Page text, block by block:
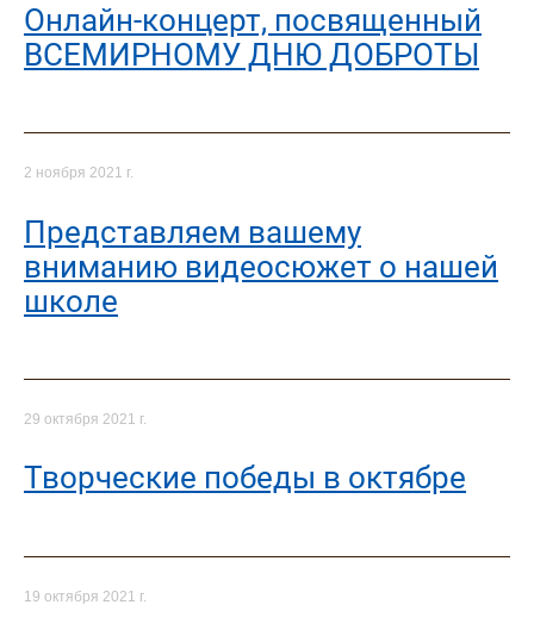
Онлайн-концерт, посвященный
ВСЕМИРНОМУ ДНЮ ДОБРОТЫ
2 ноября 2021 г.
Представляем вашему
вниманию видеосюжет о нашей
школе
29 октября 2021 г.
Творческие победы в октябре
19 октября 2021 г.